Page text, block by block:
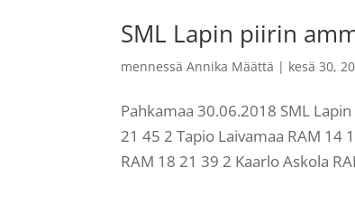
SML Lapin piirin
mennessäAnnika Määttä | kesä 30,
Pahkamaa 30.06.2018 SML
21 45 2 Tapio Laivamaa RAM 14
RAM 18 21 39 2 Kaarlo Askola